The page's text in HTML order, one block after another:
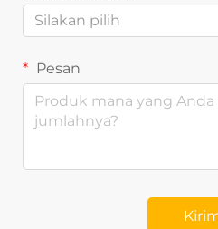
Silakan pilih
Pesan